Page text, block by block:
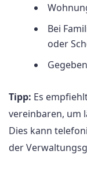
Bei
oder
Tipp: Es
vereinbaren, um
Dies kann
der